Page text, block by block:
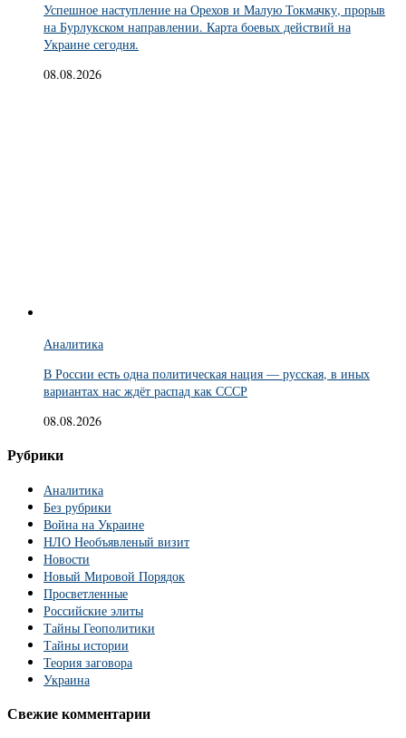
Успешное наступление на Орехов и Малую Токмачку, прорыв
на Бурлукском направлении. Карта боевых действий на
Украине сегодня.
08.08.2026
Аналитика
В России есть одна политическая нация — русская, в иных
вариантах нас ждёт распад как СССР
08.08.2026
Рубрики
Аналитика
Без рубрики
Война на Украине
НЛО Необъявленый визит
Новости
Новый Мировой Порядок
Просветленные
Российские элиты
Тайны Геополитики
Тайны истории
Теория заговора
Украина
Свежие комментарии